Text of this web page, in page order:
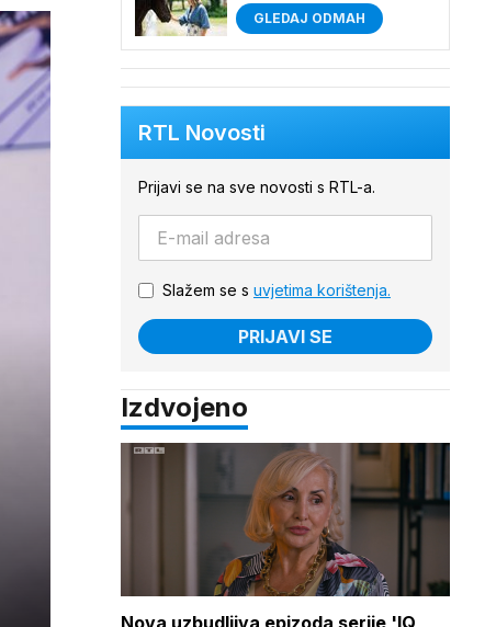
GLEDAJ ODMAH
RTL Novosti
Prijavi se na sve novosti s RTL-a.
Slažem se s uvjetima korištenja.
PRIJAVI SE
Izdvojeno
Nova uzbudljiva epizoda serije 'IQ